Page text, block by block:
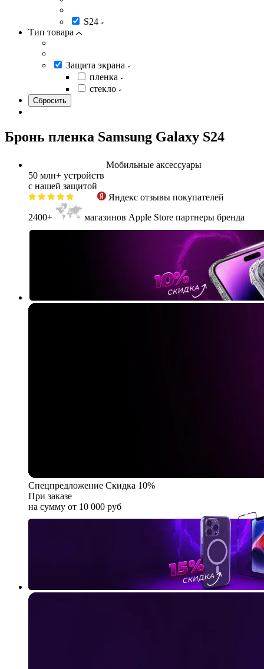
S24
Тип товара
Защита экрана
пленка
стекло
Бронь пленка Samsung Galaxy S24
Мобильные аксессуары
50 млн+ устройств
с нашей защитой
Яндекс отзывы покупателей
2400+
магазинов Apple Store партнеры бренда
Спецпредложение Скидка 10%
При заказе
на сумму от 10 000 руб